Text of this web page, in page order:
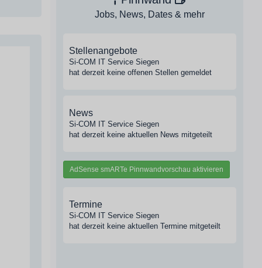
Jobs, News, Dates & mehr
Stellenangebote
Si-COM IT Service Siegen
hat derzeit keine offenen Stellen gemeldet
News
Si-COM IT Service Siegen
hat derzeit keine aktuellen News mitgeteilt
AdSense smARTe Pinnwandvorschau aktivieren
Termine
Si-COM IT Service Siegen
hat derzeit keine aktuellen Termine mitgeteilt